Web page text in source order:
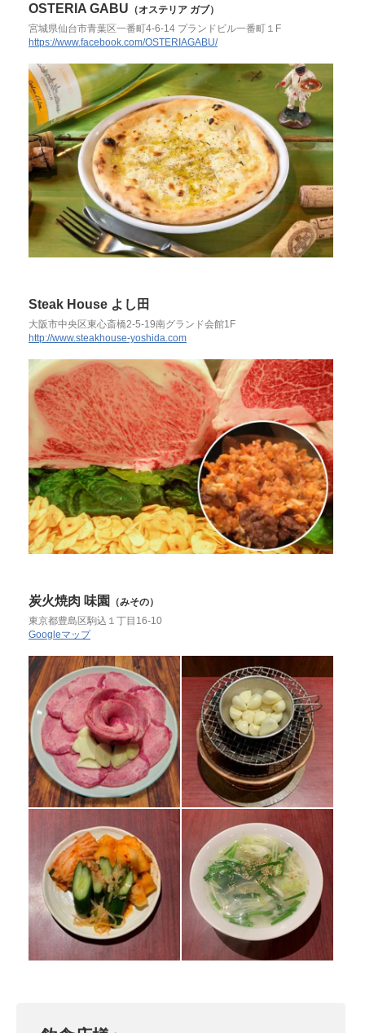
OSTERIA GABU （オステリア ガブ）
宮城県仙台市青葉区一番町4-6-14 プランドビル一番町１F
https://www.facebook.com/OSTERIAGABU/
Steak House よし田
大阪市中央区東心斎橋2-5-19南グランド会館1F
http://www.steakhouse-yoshida.com
炭火焼肉 味園
（みその）
東京都豊島区駒込１丁目16-10
Googleマップ